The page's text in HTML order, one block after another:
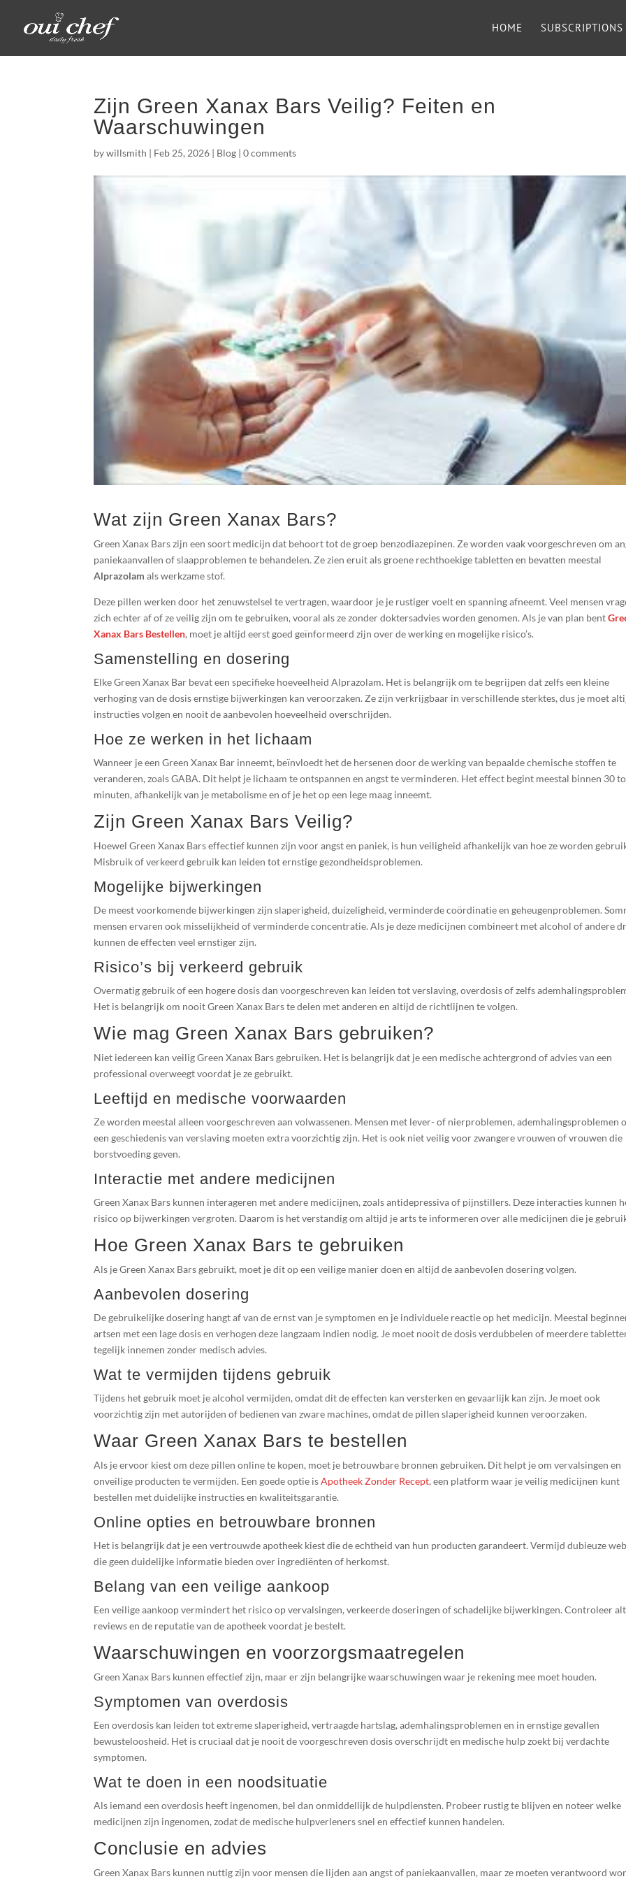
HOME SUBSCRIPTIONS
Zijn Green Xanax Bars Veilig? Feiten en
Waarschuwingen
bywillsmith | Feb 25, 2026 | Blog |0 comments
Wat zijn Green Xanax Bars?
Green Xanax Bars zijn een soort medicijn dat behoort tot de groep benzodiazepinen. Ze worden vaak voorgeschreven om
paniekaanvallen of slaapproblemen te behandelen. Ze zien eruit als groene rechthoekige tabletten en bevatten meestal
Alprazolam als werkzame stof.
Deze pillen werken door het zenuwstelsel te vertragen, waardoor je je rustiger voelt en spanning afneemt. Veel mensen
zich echter af of ze veilig zijn om te gebruiken, vooral als ze zonder doktersadvies worden genomen. Als je van plan bent
Xanax Bars Bestellen, moet je altijd eerst goed geïnformeerd zijn over de werking en mogelijke risico’s.
Samenstelling en dosering
Elke Green Xanax Bar bevat een specifieke hoeveelheid Alprazolam. Het is belangrijk om te begrijpen dat zelfs een kleine
verhoging van de dosis ernstige bijwerkingen kan veroorzaken. Ze zijn verkrijgbaar in verschillende sterktes, dus je moet
instructies volgen en nooit de aanbevolen hoeveelheid overschrijden.
Hoe ze werken in het lichaam
Wanneer je een Green Xanax Bar inneemt, beïnvloedt het de hersenen door de werking van bepaalde chemische stoffen te
veranderen, zoals GABA. Dit helpt je lichaam te ontspannen en angst te verminderen. Het effect begint meestal binnen 30
minuten, afhankelijk van je metabolisme en of je het op een lege maag inneemt.
Zijn Green Xanax Bars Veilig?
Hoewel Green Xanax Bars effectief kunnen zijn voor angst en paniek, is hun veiligheid afhankelijk van hoe ze worden
Misbruik of verkeerd gebruik kan leiden tot ernstige gezondheidsproblemen.
Mogelijke bijwerkingen
De meest voorkomende bijwerkingen zijn slaperigheid, duizeligheid, verminderde coördinatie en geheugenproblemen.
mensen ervaren ook misselijkheid of verminderde concentratie. Als je deze medicijnen combineert met alcohol of andere
kunnen de effecten veel ernstiger zijn.
Risico’s bij verkeerd gebruik
Overmatig gebruik of een hogere dosis dan voorgeschreven kan leiden tot verslaving, overdosis of zelfs
Het is belangrijk om nooit Green Xanax Bars te delen met anderen en altijd de richtlijnen te volgen.
Wie mag Green Xanax Bars gebruiken?
Niet iedereen kan veilig Green Xanax Bars gebruiken. Het is belangrijk dat je een medische achtergrond of advies van een
professional overweegt voordat je ze gebruikt.
Leeftijd en medische voorwaarden
Ze worden meestal alleen voorgeschreven aan volwassenen. Mensen met lever- of nierproblemen, ademhalingsproblemen
een geschiedenis van verslaving moeten extra voorzichtig zijn. Het is ook niet veilig voor zwangere vrouwen of vrouwen die
borstvoeding geven.
Interactie met andere medicijnen
Green Xanax Bars kunnen interageren met andere medicijnen, zoals antidepressiva of pijnstillers. Deze interacties kunnen
risico op bijwerkingen vergroten. Daarom is het verstandig om altijd je arts te informeren over alle medicijnen die je
Hoe Green Xanax Bars te gebruiken
Als je Green Xanax Bars gebruikt, moet je dit op een veilige manier doen en altijd de aanbevolen dosering volgen.
Aanbevolen dosering
De gebruikelijke dosering hangt af van de ernst van je symptomen en je individuele reactie op het medicijn. Meestal
artsen met een lage dosis en verhogen deze langzaam indien nodig. Je moet nooit de dosis verdubbelen of meerdere
tegelijk innemen zonder medisch advies.
Wat te vermijden tijdens gebruik
Tijdens het gebruik moet je alcohol vermijden, omdat dit de effecten kan versterken en gevaarlijk kan zijn. Je moet ook
voorzichtig zijn met autorijden of bedienen van zware machines, omdat de pillen slaperigheid kunnen veroorzaken.
Waar Green Xanax Bars te bestellen
Als je ervoor kiest om deze pillen online te kopen, moet je betrouwbare bronnen gebruiken. Dit helpt je om vervalsingen en
onveilige producten te vermijden. Een goede optie isApotheek Zonder Recept, een platform waar je veilig medicijnen kunt
bestellen met duidelijke instructies en kwaliteitsgarantie.
Online opties en betrouwbare bronnen
Het is belangrijk dat je een vertrouwde apotheek kiest die de echtheid van hun producten garandeert. Vermijd dubieuze
die geen duidelijke informatie bieden over ingrediënten of herkomst.
Belang van een veilige aankoop
Een veilige aankoop vermindert het risico op vervalsingen, verkeerde doseringen of schadelijke bijwerkingen. Controleer
reviews en de reputatie van de apotheek voordat je bestelt.
Waarschuwingen en voorzorgsmaatregelen
Green Xanax Bars kunnen effectief zijn, maar er zijn belangrijke waarschuwingen waar je rekening mee moet houden.
Symptomen van overdosis
Een overdosis kan leiden tot extreme slaperigheid, vertraagde hartslag, ademhalingsproblemen en in ernstige gevallen
bewusteloosheid. Het is cruciaal dat je nooit de voorgeschreven dosis overschrijdt en medische hulp zoekt bij verdachte
symptomen.
Wat te doen in een noodsituatie
Als iemand een overdosis heeft ingenomen, bel dan onmiddellijk de hulpdiensten. Probeer rustig te blijven en noteer welke
medicijnen zijn ingenomen, zodat de medische hulpverleners snel en effectief kunnen handelen.
Conclusie en advies
Green Xanax Bars kunnen nuttig zijn voor mensen die lijden aan angst of paniekaanvallen, maar ze moeten verantwoord